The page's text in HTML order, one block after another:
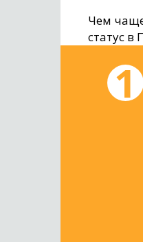
Чем
статус